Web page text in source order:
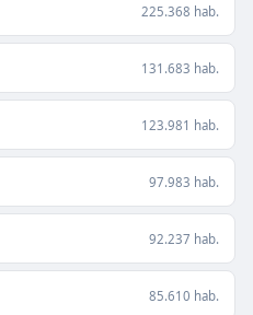
225.368 hab.
131.683 hab.
123.981 hab.
97.983 hab.
92.237 hab.
85.610 hab.